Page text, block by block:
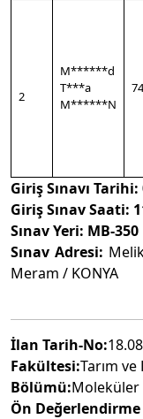
2
M******d
T***a
M******N
Giriş Sınavı Tarihi:
Giriş Sınav Saati:
Sınav Yeri: MB-350
Sınav Adresi:
Meram / KONYA
İlan Tarih-No:
Fakültesi:Tarım
Bölümü:Moleküler
Ön